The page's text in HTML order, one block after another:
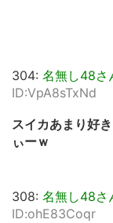
304: 名無し48さ
ID:VpA8sTxNd
スイカあまり好
ぃーｗ
308: 名無し48さ
ID:ohE83Coqr